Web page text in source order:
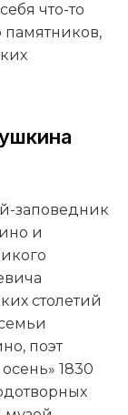
что-то
памятников,
заповедник
и
столетий
поэт
1830